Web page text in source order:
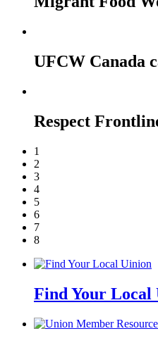
UFCW Canada
Respect
1
2
3
4
5
6
7
8
Find Your Local